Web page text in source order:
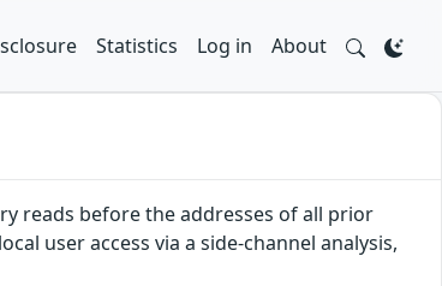
Statistics Log in About
reads before the addresses of all prior
user access via a side-channel analysis,